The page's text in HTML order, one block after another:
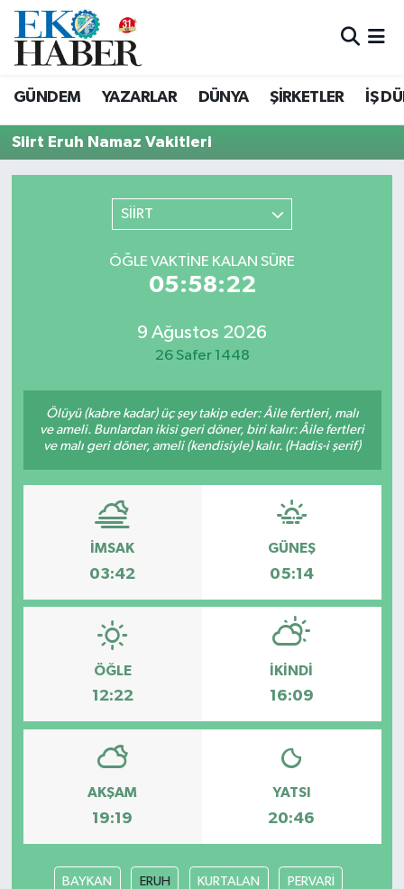
GÜNDEM YAZARLAR DÜNYA ŞİRKETLER İŞ
Siirt Eruh Namaz Vakitleri
SİİRT
ÖĞLE VAKTINE KALAN SÜRE
05:58:22
9 Ağustos 2026
26 Safer 1448
Ölüyü (kabre kadar) üç şey takip eder: Âile fertleri, malı
ve ameli. Bunlardan ikisi geri döner, biri kalır: Âile fertleri
ve malı geri döner, ameli (kendisiyle) kalır. (Hadis-i şerif)
İMSAK
03:42
GÜNEŞ
05:14
ÖĞLE
12:22
İKINDI
16:09
AKŞAM
19:19
YATSI
20:46
BAYKAN ERUH KURTALAN PERVARİ
Hava Durumu
Süper Lig Puan Durumu ve Fikstür
Tüm Manşetler
Son Dakika Haberleri